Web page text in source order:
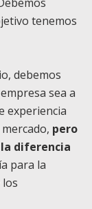
tenemos
debemos
sea a
experiencia
pero
diferencia
para la
los